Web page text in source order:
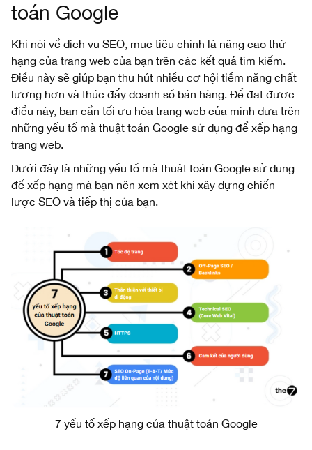
toán Google
Khi nói về dịch vụ SEO, mục tiêu chính là nâng cao thứ
hạng của trang web của bạn trên các kết quả tìm kiếm.
Điều này sẽ giúp bạn thu hút nhiều cơ hội tiềm năng chất
lượng hơn và thúc đẩy doanh số bán hàng. Để đạt được
điều này, bạn cần tối ưu hóa trang web của mình dựa trên
những yếu tố mà thuật toán Google sử dụng để xếp hạng
trang web.
Dưới đây là những yếu tố mà thuật toán Google sử dụng
để xếp hạng mà bạn nên xem xét khi xây dựng chiến
lược SEO và tiếp thị của bạn.
7 yếu tố xếp hạng của thuật toán Google